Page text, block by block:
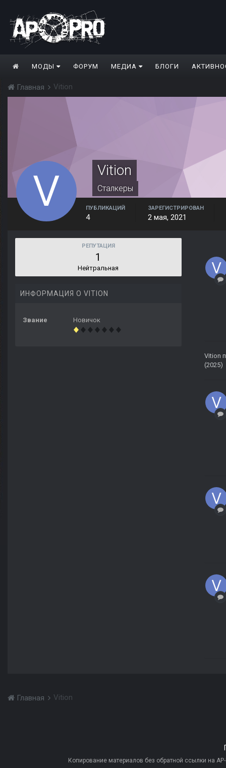
МОДЫ ФОРУМ МЕДИА БЛОГИ
Главная Vition
Vition
Сталкеры
ПУБЛИКАЦИЙ
4
ЗАРЕГИСТРИРОВАН
2 мая, 2021
РЕПУТАЦИЯ
1
Нейтральная
ИНФОРМАЦИЯ О VITION
Звание Новичок
Vition
(2025)
Главная Vition
Копирование материалов без обратной ссылки на